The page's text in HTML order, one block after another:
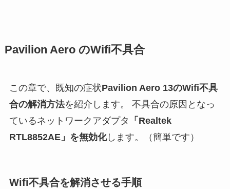
Pavilion Aero のWifi不具合
この章で、既知の症状Pavilion Aero 13のWifi不具
合の解消方法を紹介します。 不具合の原因となっ
ているネットワークアダプタ
「Realtek
RTL8852AE」を無効化します。（簡単です）
Wifi不具合を解消させる手順